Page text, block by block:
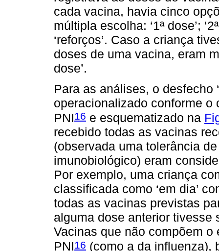
cada vacina, havia cinco
múltipla escolha: ‘1ª dose’;
‘reforços’. Caso a criança
doses de uma vacina, eram
dose’.
Para as análises, o desfecho
operacionalizado conforme
PNI16 e esquematizado na
recebido todas as vacinas
(observada uma tolerância
imunobiológico) eram
Por exemplo, uma criança
classificada como ‘em dia’
todas as vacinas previstas
alguma dose anterior tivesse
Vacinas que não compõem
PNI16 (como a da influenza),